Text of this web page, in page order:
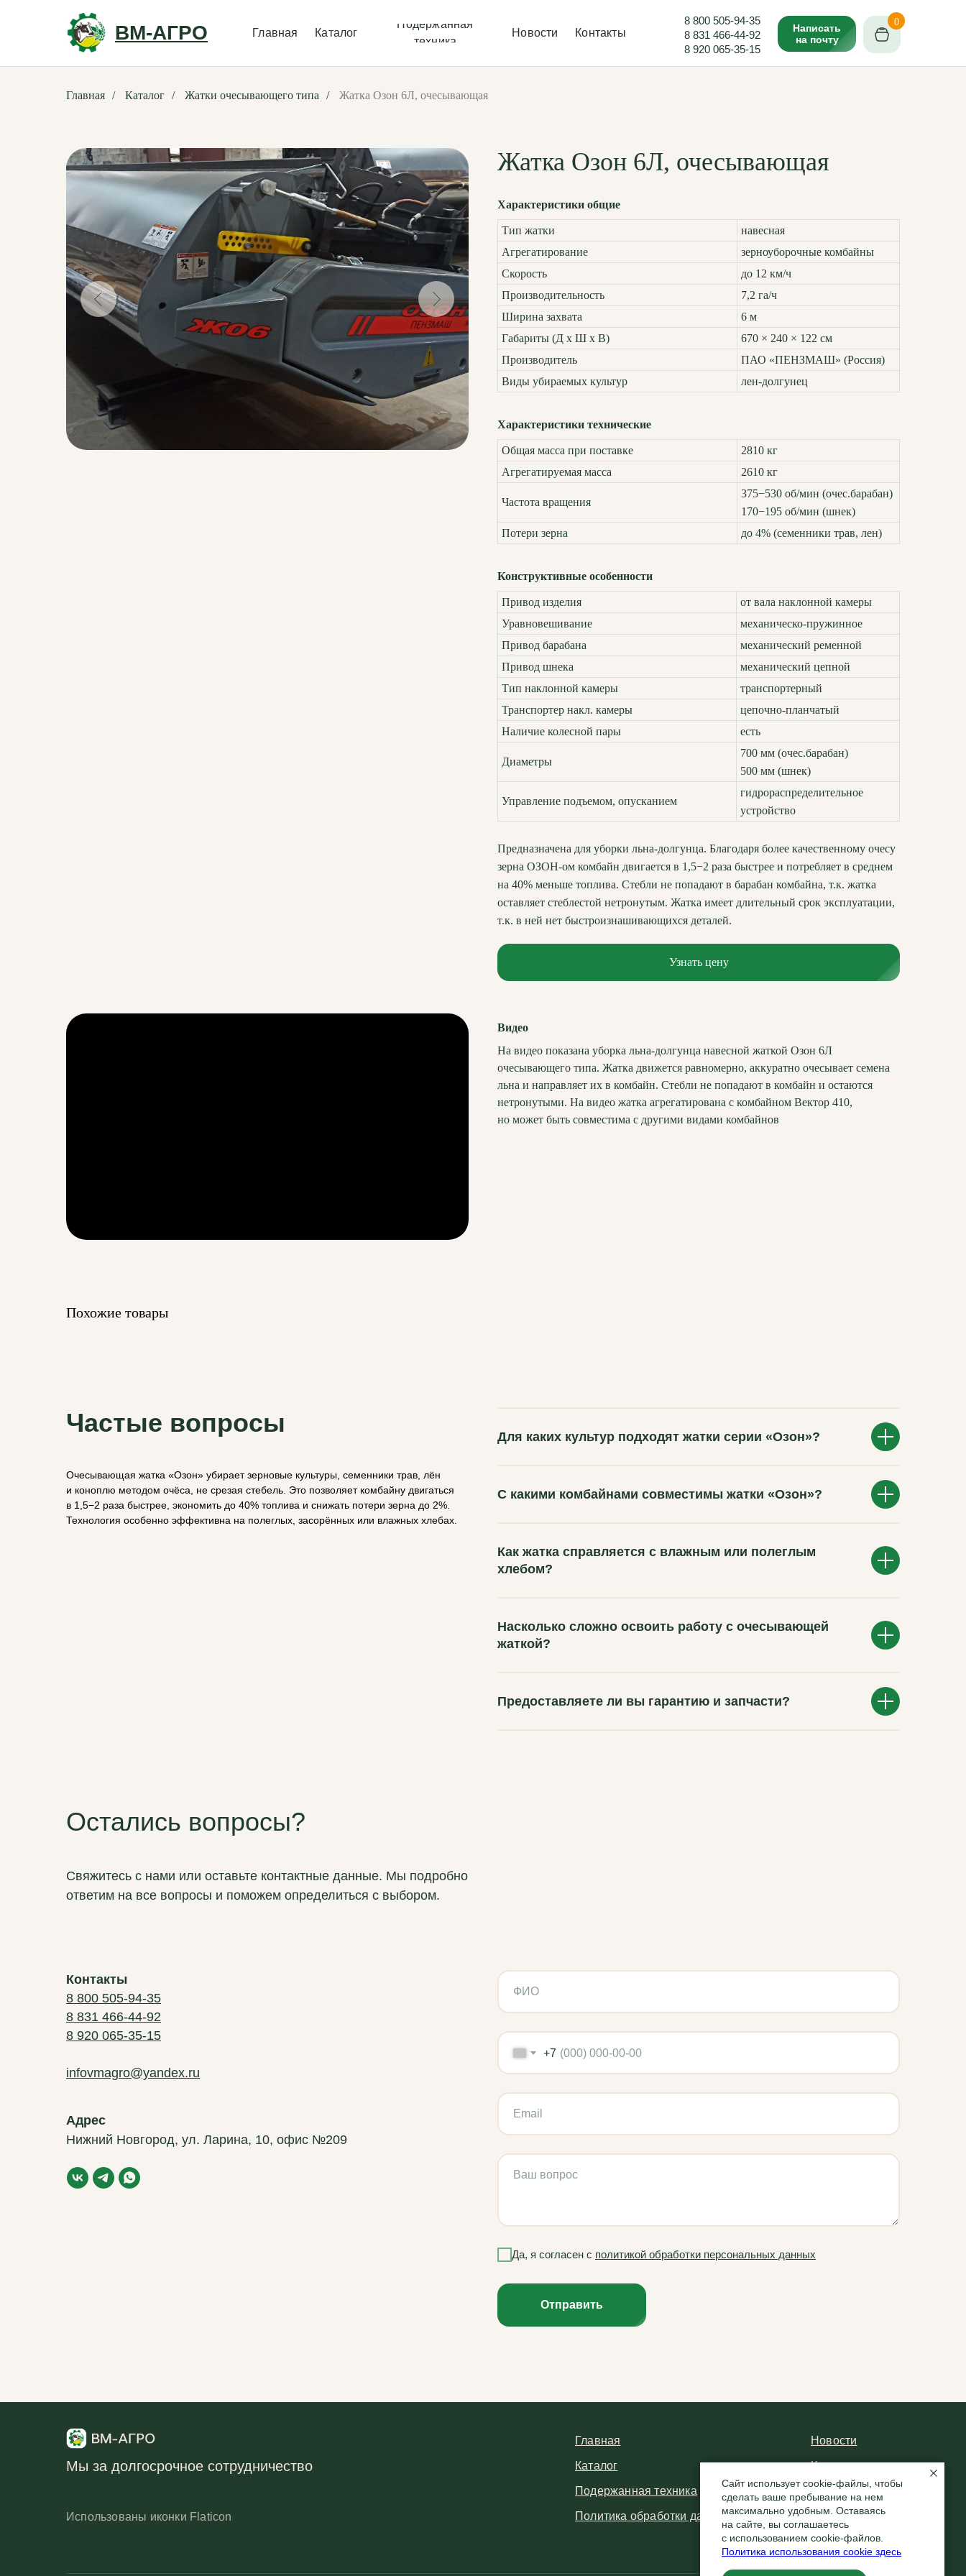
ВМ-АГРО
8 800 505-94-35
8 831 466-44-92
8 920 065-35-15
Контакты
Новости
Подержанная
техника
Каталог
0
Главная
Написать
на почту
Сайт использует cookie-файлы, чтобы
сделать ваше пребывание на нем
максимально удобным. Оставаясь
на сайте, вы соглашаетесь
с использованием cookie-файлов.
Политика использования cookie здесь
Главная / Каталог / Жатки очесывающего типа / Жатка Озон 6Л, очесывающая
Жатка Озон 6Л, очесывающая
Характеристики общие
Тип жатки
навесная
Агрегатирование
зерноуборочные комбайны
Скорость
до 12 км/ч
Производительность
7,2 га/ч
Ширина захвата
6 м
Габариты (Д x Ш x В)
670 × 240 × 122 см
Производитель
ПАО «ПЕНЗМАШ» (Россия)
Виды убираемых культур
лен-долгунец
Характеристики технические
Общая масса при поставке
2810 кг
Агрегатируемая масса
2610 кг
Частота вращения
375−530 об/мин (очес.барабан)
170−195 об/мин (шнек)
Потери зерна
до 4% (семенники трав, лен)
Конструктивные особенности
Привод изделия
от вала наклонной камеры
Уравновешивание
механическо-пружинное
Привод барабана
механический ременной
Привод шнека
механический цепной
Тип наклонной камеры
транспортерный
Транспортер накл. камеры
цепочно-планчатый
Наличие колесной пары
есть
Диаметры
700 мм (очес.барабан)
500 мм (шнек)
Управление подъемом, опусканием
гидрораспределительное
устройство
Предназначена для уборки льна-долгунца. Благодаря более качественному очесу
зерна ОЗОН-ом комбайн двигается в 1,5−2 раза быстрее и потребляет в среднем
на 40% меньше топлива. Стебли не попадают в барабан комбайна, т.к. жатка
оставляет стеблестой нетронутым. Жатка имеет длительный срок эксплуатации,
т.к. в ней нет быстроизнашивающихся деталей.
Узнать цену
Видео
На видео показана уборка льна-долгунца навесной жаткой Озон 6Л
очесывающего типа. Жатка движется равномерно, аккуратно очесывает семена
льна и направляет их в комбайн. Стебли не попадают в комбайн и остаются
нетронутыми. На видео жатка агрегатирована с комбайном Вектор 410,
но может быть совместима с другими видами комбайнов
Похожие товары
Частые вопросы
Очесывающая жатка «Озон» убирает зерновые культуры, семенники трав, лён
и коноплю методом очёса, не срезая стебель. Это позволяет комбайну двигаться
в 1,5−2 раза быстрее, экономить до 40% топлива и снижать потери зерна до 2%.
Технология особенно эффективна на полеглых, засорённых или влажных хлебах.
Для каких культур подходят жатки серии «Озон»?
С какими комбайнами совместимы жатки «Озон»?
Как жатка справляется с влажным или полеглым
хлебом?
Насколько сложно освоить работу с очесывающей
жаткой?
Предоставляете ли вы гарантию и запчасти?
Остались вопросы?
Свяжитесь с нами или оставьте контактные данные. Мы подробно
ответим на все вопросы и поможем определиться с выбором.
Контакты
8 800 505-94-35
8 831 466-44-92
8 920 065-35-15
infovmagro@yandex.ru
Адрес
Нижний Новгород, ул. Ларина, 10, офис №209
+7
Да, я согласен с политикой обработки персональных данных
Отправить
Мы за долгосрочное сотрудничество
Использованы иконки Flaticon
Главная
Каталог
Подержанная техника
Политика обработки данных
Новости
Контакты
Частые вопросы